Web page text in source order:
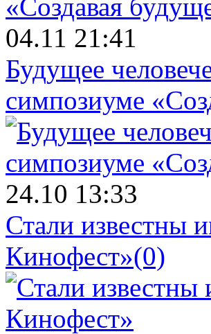
04.11 21:41
Будущее
симпозиуме
24.10 13:33
Стали известны
Кинофест»(0)